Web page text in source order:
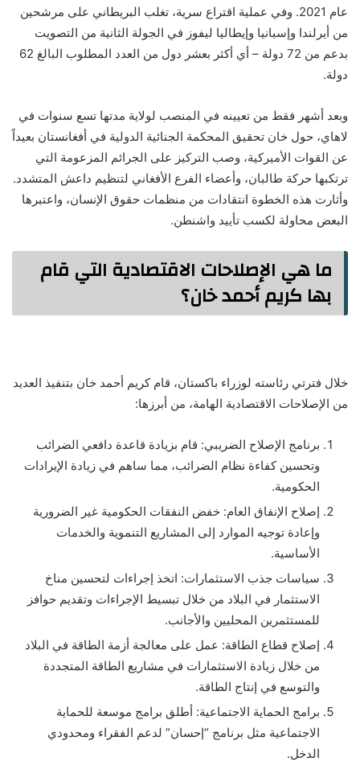
عام 2021. وفي عملية اقتراع سرية، تغلب البريطاني على مرشحين
من أيرلندا وإسبانيا وإيطاليا ليفوز في الجولة الثانية من التصويت
بدعم من 72 دولة – أي أكثر بعشر دول من العدد المطلوب البالغ 62
دولة.
وبعد أشهر فقط من تعيينه في المنصب لولاية مدتها تسع سنوات في
لاهاي، حول خان تحقيق المحكمة الجنائية الدولية في أفغانستان بعيداً
عن القوات الأميركية، وصب التركيز على الجرائم المزعومة التي
ترتكبها حركة طالبان، وأعضاء الفرع الأفغاني لتنظيم داعش المتشدد.
وأثارت هذه الخطوة انتقادات من منظمات حقوق الإنسان، واعتبرها
البعض محاولة لكسب تأييد واشنطن.
ما هي الإصلاحات الاقتصادية التي قام
بها كريم أحمد خان؟
خلال فترتي رئاسته لوزراء باكستان، قام كريم أحمد خان بتنفيذ العديد
من الإصلاحات الاقتصادية الهامة، من أبرزها:
برنامج الإصلاح الضريبي: قام بزيادة قاعدة دافعي الضرائب
وتحسين كفاءة نظام الضرائب، مما ساهم في زيادة الإيرادات
الحكومية.
إصلاح الإنفاق العام: خفض النفقات الحكومية غير الضرورية
وإعادة توجيه الموارد إلى المشاريع التنموية والخدمات
الأساسية.
سياسات جذب الاستثمارات: اتخذ إجراءات لتحسين مناخ
الاستثمار في البلاد من خلال تبسيط الإجراءات وتقديم حوافز
للمستثمرين المحليين والأجانب.
إصلاح قطاع الطاقة: عمل على معالجة أزمة الطاقة في البلاد
من خلال زيادة الاستثمارات في مشاريع الطاقة المتجددة
والتوسع في إنتاج الطاقة.
برامج الحماية الاجتماعية: أطلق برامج موسعة للحماية
الاجتماعية مثل برنامج “إحسان” لدعم الفقراء ومحدودي
الدخل.